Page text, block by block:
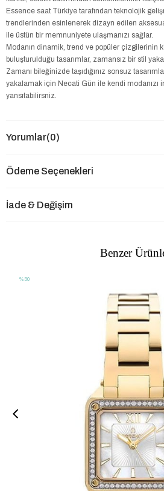
Essence saat Türkiye tarafından teknolojik
trendlerinden esinlenerek dizayn edilen
ile üstün bir memnuniyete ulaşmanızı sağlar.
Modanın dinamik, trend ve popüler çizgilerinin
buluşturulduğu tasarımlar, zamansız bir stil
Zamanı bileğinizde taşıdığınız sonsuz
yakalamak için Necati Gün ile kendi modanızı
yansıtabilirsniz.
Yorumlar(0)
Ödeme Seçenekleri
İade & Değişim
Benzer
%30